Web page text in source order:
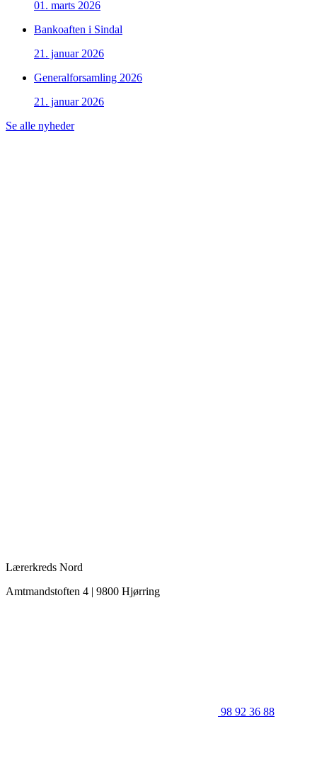
01. marts 2026
Bankoaften i Sindal
21. januar 2026
Generalforsamling 2026
21. januar 2026
Se alle nyheder
Lærerkreds Nord
Amtmandstoften 4 | 9800 Hjørring
98 92 36 88